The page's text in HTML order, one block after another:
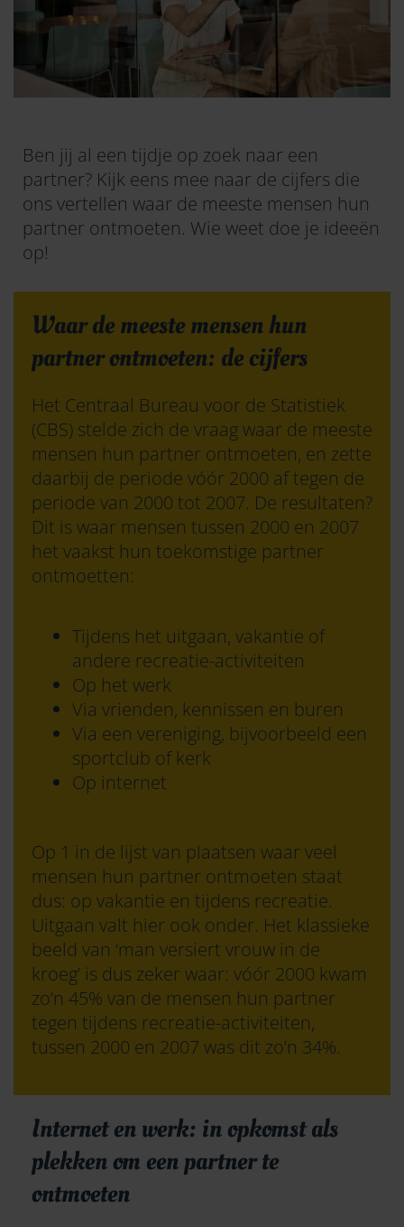
Ben jij al een tijdje op zoek naar een
partner? Kijk eens mee naar de cijfers die
ons vertellen waar de meeste mensen hun
partner ontmoeten. Wie weet doe je ideeën
op!
Waar de meeste mensen hun
partner ontmoeten: de cijfers
Het Centraal Bureau voor de Statistiek
(CBS) stelde zich de vraag waar de meeste
mensen hun partner ontmoeten, en zette
daarbij de periode vóór 2000 af tegen de
periode van 2000 tot 2007. De resultaten?
Dit is waar mensen tussen 2000 en 2007
het vaakst hun toekomstige partner
ontmoetten:
Tijdens het uitgaan, vakantie of
andere recreatie-activiteiten
Op het werk
Via vrienden, kennissen en buren
Via een vereniging, bijvoorbeeld een
sportclub of kerk
Op internet
Op 1 in de lijst van plaatsen waar veel
mensen hun partner ontmoeten staat
dus: op vakantie en tijdens recreatie.
Uitgaan valt hier ook onder. Het klassieke
beeld van ‘man versiert vrouw in de
kroeg’ is dus zeker waar: vóór 2000 kwam
zo’n 45% van de mensen hun partner
tegen tijdens recreatie-activiteiten,
tussen 2000 en 2007 was dit zo’n 34%.
Internet en werk: in opkomst als
plekken om een partner te
ontmoeten